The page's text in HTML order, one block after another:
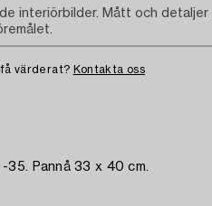
värderat? Kontakta oss
Pannå 33 x 40 cm.
interiörbilder. Mått och detaljer